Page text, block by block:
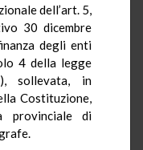
dell’art. 5,
30 dicembre
degli enti
4 della legge
sollevata, in
Costituzione,
provinciale di